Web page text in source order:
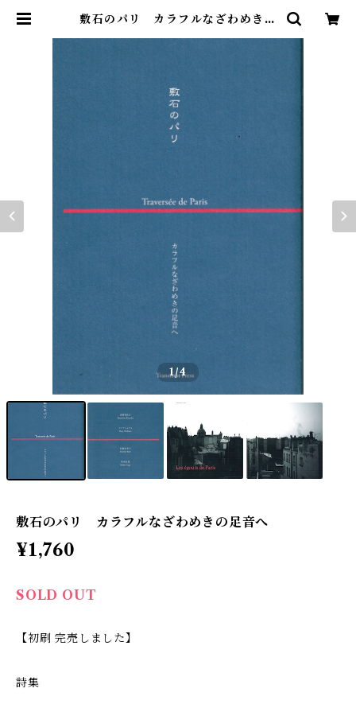
敷石のパリ カラフルなざわめきの
1/4
敷石のパリ カラフルなざわめきの足音へ
¥1,760
SOLD OUT
【初刷 完売しました】
詩集